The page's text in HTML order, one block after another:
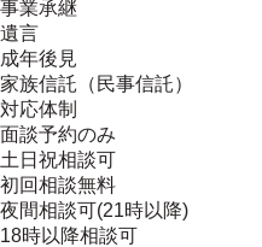
事業承継
遺言
成年後見
家族信託（民事信託）
対応体制
面談予約のみ
土日祝相談可
初回相談無料
夜間相談可(21時以降)
18時以降相談可